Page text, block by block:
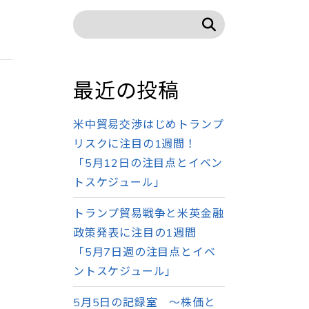
最近の投稿
米中貿易交渉はじめトランプ
リスクに注目の1週間！
「5月12日の注目点とイベン
トスケジュール」
トランプ貿易戦争と米英金融
政策発表に注目の1週間
「5月7日週の注目点とイベ
ントスケジュール」
5月5日の記録室 ～株価と